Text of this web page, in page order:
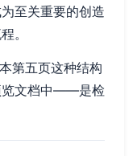
至关重要的创造
。
第五页这种结构
文档中——是检